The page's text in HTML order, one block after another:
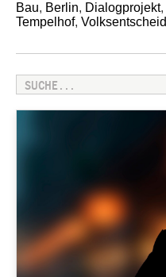
Bau, Berlin, Dialogprojekt,
Tempelhof, Volksentscheid